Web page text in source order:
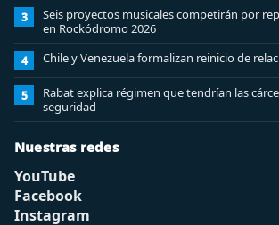
3
Seis proyectos musicales competirán por
en Rockódromo 2026
4 Chile y Venezuela formalizan reinicio de
5
Rabat explica régimen que tendrían las
seguridad
Nuestras redes
YouTube
Facebook
Instagram